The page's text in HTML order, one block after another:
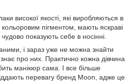
високої якості, які виробляються в
пігментом, мають яскраві
чудово показують себе в носінні.
і зараз уже не можна знайти
про них. Практично кожна дівчина
манікюр сама. І все більше
віддають перевагу бренд Moon, адже це